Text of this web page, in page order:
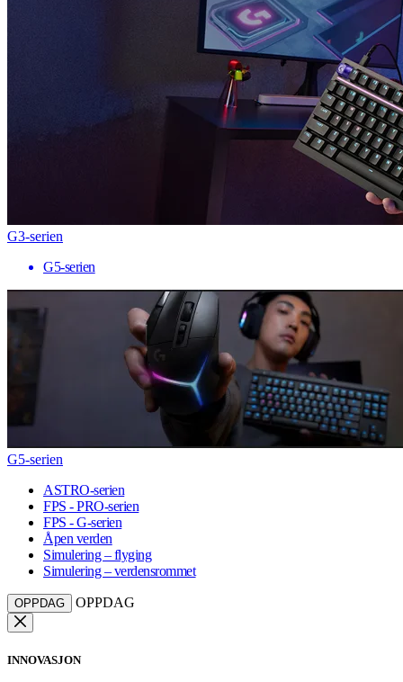
G3-serien
G5-serien
G5-serien
ASTRO-serien
FPS - PRO-serien
FPS - G-serien
Åpen verden
Simulering – flyging
Simulering – verdensrommet
OPPDAG OPPDAG
INNOVASJON